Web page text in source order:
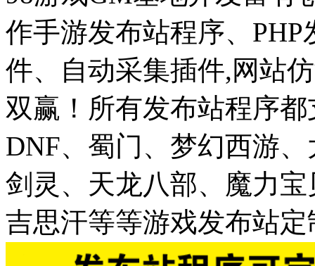
作手游发布站程序、
件、自动采集插件,网站
双赢！所有发布站程序
DNF、蜀门、梦幻西游
剑灵、天龙八部、魔力
吉思汗等等游戏发布站定